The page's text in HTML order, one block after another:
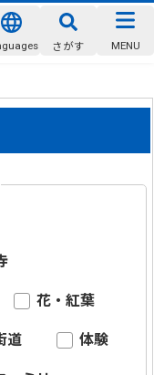
さがす MENU
花・紅葉
道 体験